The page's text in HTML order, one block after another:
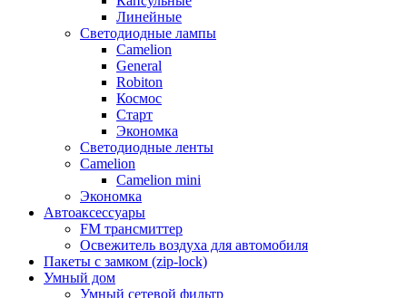
Линейные
Светодиодные лампы
Camelion
General
Robiton
Космос
Старт
Экономка
Светодиодные ленты
Camelion
Camelion mini
Экономка
Автоаксессуары
FM трансмиттер
Освежитель воздуха для автомобиля
Пакеты с замком (zip-lock)
Умный дом
Умный сетевой фильтр